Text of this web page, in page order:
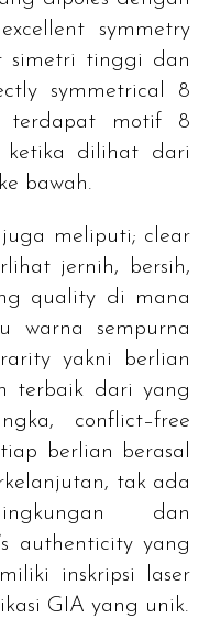
excellent symmetry
simetri tinggi dan
symmetrical 8
terdapat motif 8
ketika dilihat dari
bawah.
meliputi; clear
jernih, bersih,
quality di mana
warna sempurna
rarity yakni berlian
terbaik dari yang
conflict–free
berlian berasal
tak ada
dan
authenticity yang
inskripsi laser
GIA yang unik.